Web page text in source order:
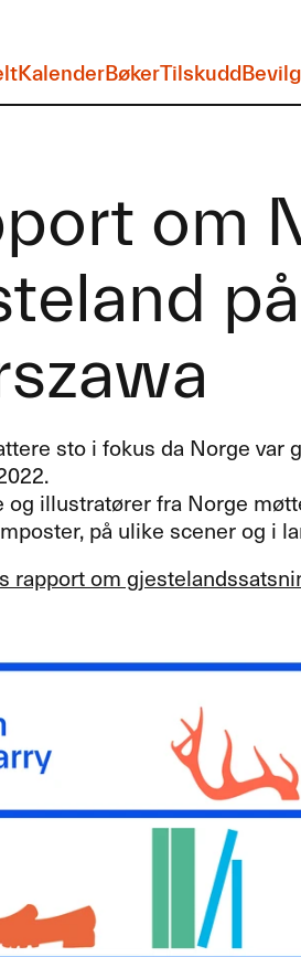
KalenderBøkerTilskudd
om
sto i fokus da Norge var
og illustratører fra Norge
på ulike scener og i
rapport om